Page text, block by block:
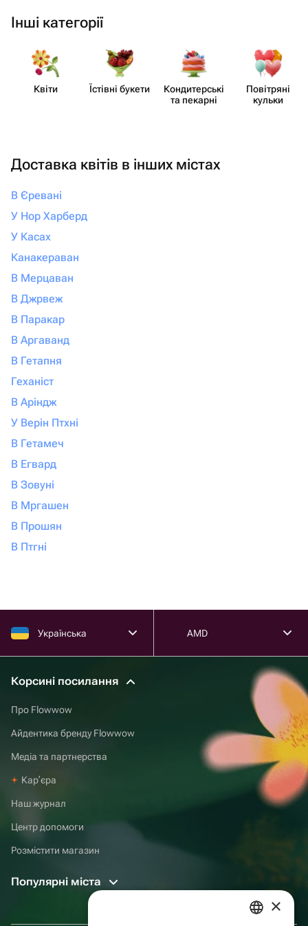
Інші категорії
Квіти Їстівні букети
Кондит​ерські
та пекарні
Повітряні
кульки
Доставка квітів в інших містах
В Єревані
У Нор Харберд
У Касах
Канакераван
В Мерцаван
В Джрвеж
В Паракар
В Аргаванд
В Гетапня
Геханіст
В Аріндж
У Верін Птхні
В Гетамеч
В Егвард
В Зовуні
В Мргашен
В Прошян
В Птгні
Українська AMD
Корсині посилання
Про Flowwow
Айдентика бренду Flowwow
Медіа та партнерства
Карʼєра
Наш журнал
Центр допомоги
Розмістити магазин
Популярні міста
×